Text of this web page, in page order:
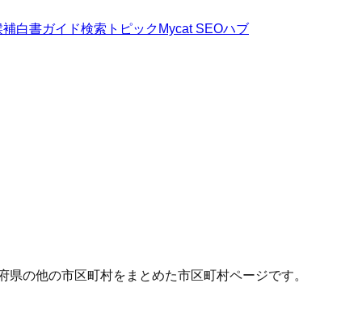
補白書ガイド検索トピック Mycat SEOハブ
の他の市区町村をまとめた市区町村ページです。